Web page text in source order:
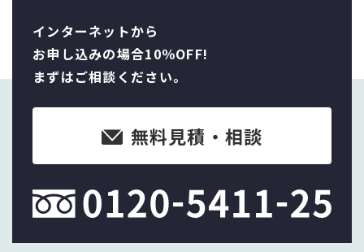
インターネットから
お申し込みの場合10％OFF!
まずはご相談ください。
無料見積・相談